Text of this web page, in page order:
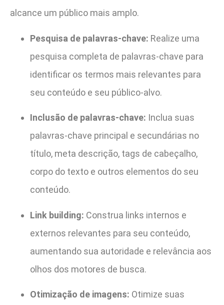
alcance um público mais amplo.
Pesquisa de palavras-chave: Realize uma
pesquisa completa de palavras-chave para
identificar os termos mais relevantes para
seu conteúdo e seu público-alvo.
Inclusão de palavras-chave: Inclua suas
palavras-chave principal e secundárias no
título, meta descrição, tags de cabeçalho,
corpo do texto e outros elementos do seu
conteúdo.
Link building: Construa links internos e
externos relevantes para seu conteúdo,
aumentando sua autoridade e relevância aos
olhos dos motores de busca.
Otimização de imagens: Otimize suas